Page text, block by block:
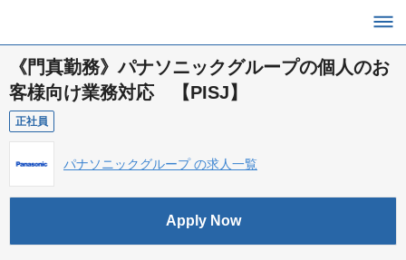
《門真勤務》パナソニックグループの個人のお
客様向け業務対応 【PISJ】
正社員
パナソニックグループ の求人一覧
Apply Now